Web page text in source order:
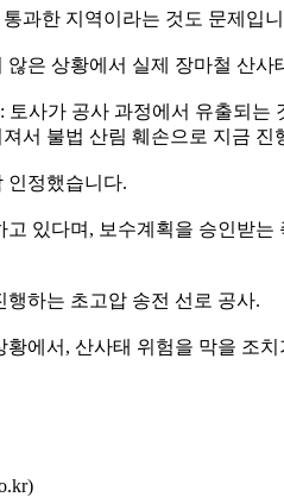
과한 지역이라는 것도 문제입
않은 상황에서 실제 장마철 산
토사가 공사 과정에서 유출되
서 불법 산림 훼손으로 지금
인정했습니다.
있다며, 보수계획을 승인받
하는 초고압 송전 선로 공사.
에서, 산사태 위험을 막을 조